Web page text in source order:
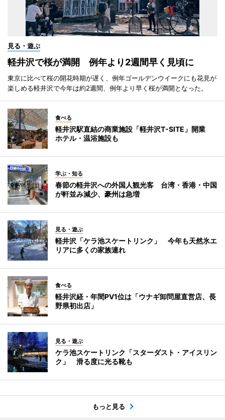
見る・遊ぶ
軽井沢で桜が満開 例年より2週間早く見頃に
東京に比べて桜の開花時期が遅く、例年ゴールデンウイークにも花見が
楽しめる軽井沢で今年は約2週間、例年より早く桜が満開となった。
食べる
軽井沢駅直結の商業施設「軽井沢T-SITE」開業
ホテル・温浴施設も
学ぶ・知る
春節の軽井沢への外国人観光客 台湾・香港・中国
が軒並み減少、豪州は急増
見る・遊ぶ
軽井沢「ケラ池スケートリンク」 今年も天然氷エ
リアに多くの家族連れ
食べる
軽井沢経・年間PV1位は「ウナギ卸問屋直営店、長
野県初出店」
見る・遊ぶ
ケラ池スケートリンク「スターダスト・アイスリン
ク」 滑る度に光る靴も
もっと見る